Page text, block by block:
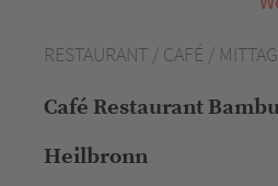
RESTAURANT / CAFÉ /
Café Restaurant
Heilbronn